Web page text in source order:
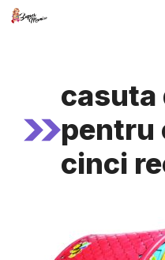
Sari
casuta
pentru
cinci